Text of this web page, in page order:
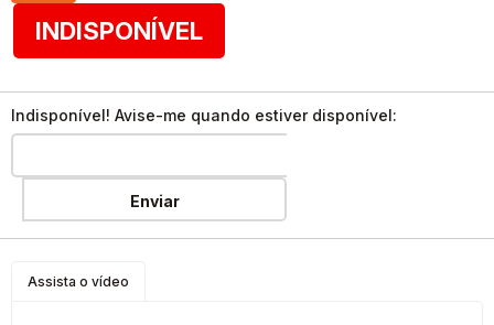
INDISPONÍVEL
Indisponível! Avise-me quando estiver disponível:
Enviar
Assista o vídeo